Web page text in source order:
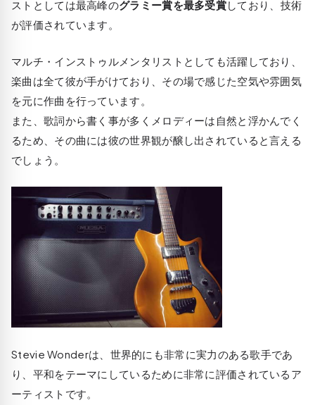
ストとしては最高峰のグラミー賞を最多受賞しており、技術
が評価されています。
マルチ・インストゥルメンタリストとしても活躍しており、
楽曲は全て彼が手がけており、その場で感じた空気や雰囲気
を元に作曲を行っています。
また、歌詞から書く事が多くメロディーは自然と浮かんでく
るため、その曲には彼の世界観が醸し出されていると言える
でしょう。
Stevie Wonderは、世界的にも非常に実力のある歌手であ
り、平和をテーマにしているために非常に評価されているア
ーティストです。